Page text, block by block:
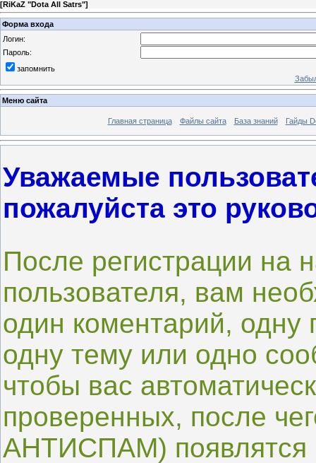
[RiKaZ "Dota All Satrs"]
Форма входа
Логин:
Пароль:
запомнить
Меню сайта
Главная страница Файлы сайта База знаний Гайды
Уважаемые
пожалуйста это
После регистрации на
пользователя, вам
один коментарий, одну
одну тему или одно
чтобы вас
проверенных, после
АНТИСПАМ) появлятся